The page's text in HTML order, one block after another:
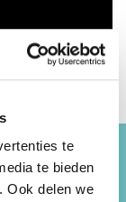
te
te bieden
Ook delen we